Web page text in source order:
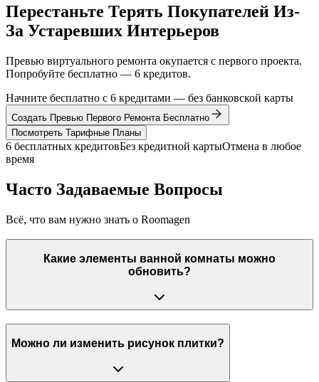
Перестаньте Терять Покупателей Из-
За Устаревших Интерьеров
Превью виртуального ремонта окупается с первого проекта.
Попробуйте бесплатно — 6 кредитов.
Начните бесплатно с 6 кредитами — без банковской карты
Создать Превью Первого Ремонта Бесплатно
Посмотреть Тарифные Планы
6 бесплатных кредитовБез кредитной картыОтмена в любое
время
Часто Задаваемые Вопросы
Всё, что вам нужно знать о Roomagen
Какие элементы ванной комнаты можно
обновить?
Можно ли изменить рисунок плитки?